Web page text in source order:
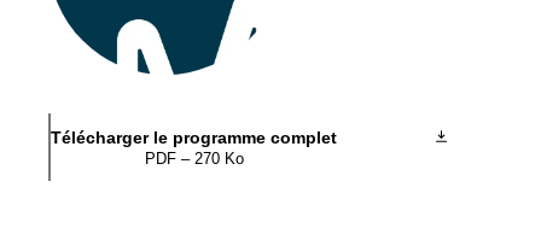
Télécharger le programme complet
PDF – 270 Ko